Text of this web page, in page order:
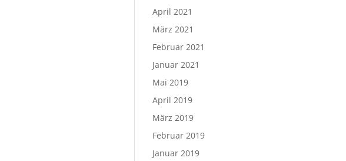
April 2021
März 2021
Februar 2021
Januar 2021
Mai 2019
April 2019
März 2019
Februar 2019
Januar 2019